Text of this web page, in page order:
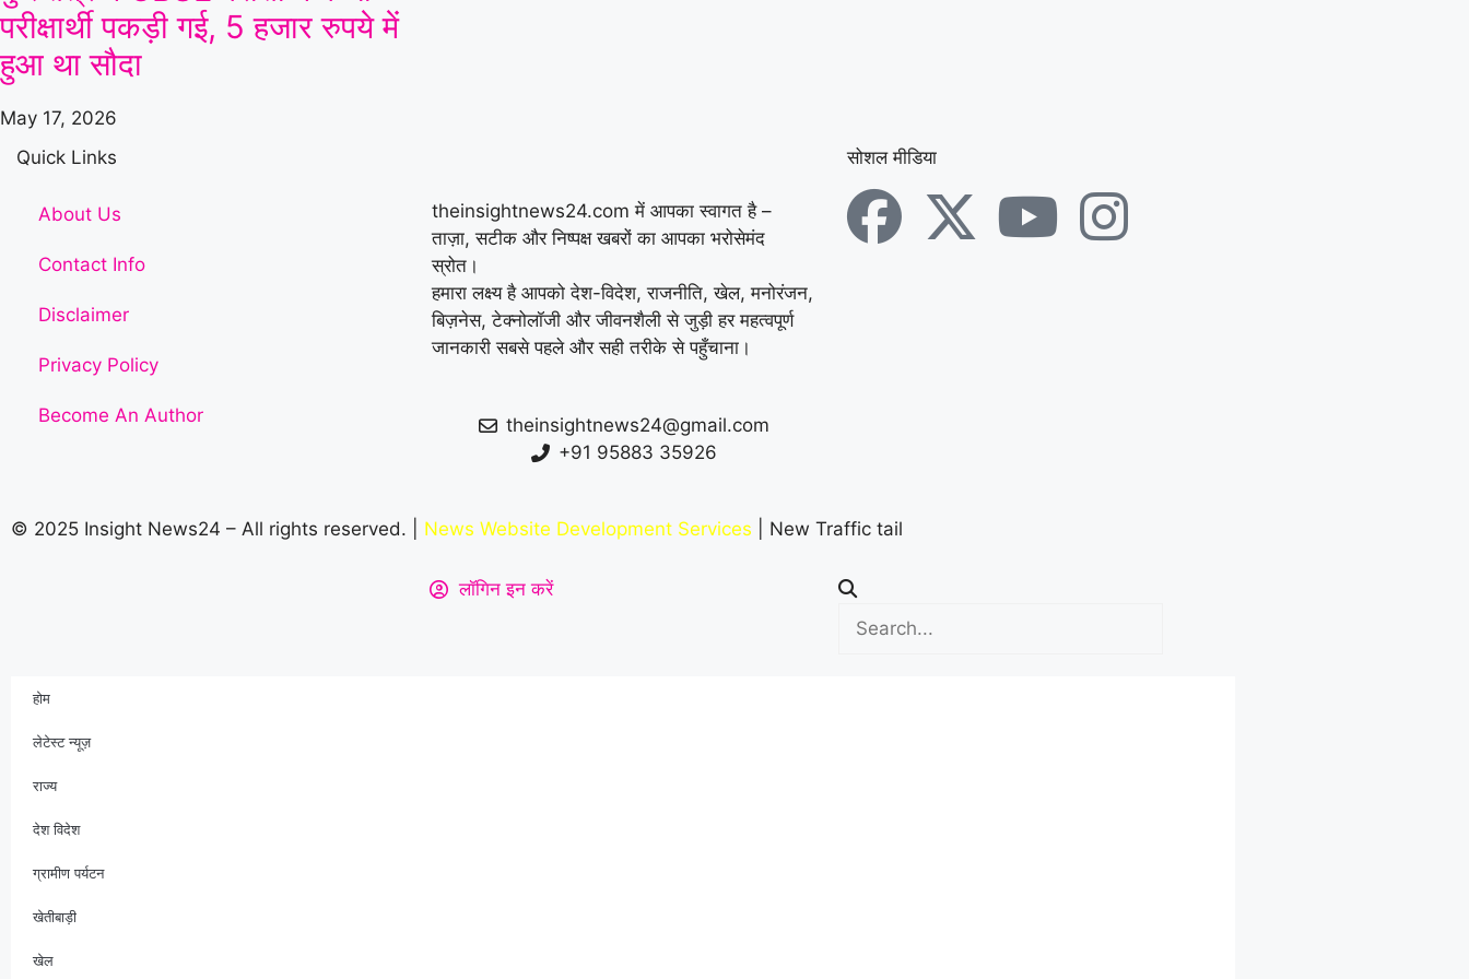
घायल; गैंगवार का एंगल
खंगाल रही पुलिस | अंबाला
में पत्नी से विवाद के बाद
युवक ने ट्रक के आगे लगाई
छलांग, हालत गंभीर
परीक्षार्थी पकड़ी गई, 5 हजार रुपये में
हुआ था सौदा
May 17, 2026
Quick Links
About Us
Contact Info
Disclaimer
Privacy Policy
Become An Author
theinsightnews24.com में आपका स्वागत है –
ताज़ा, सटीक और निष्पक्ष खबरों का आपका भरोसेमंद
स्रोत।
हमारा लक्ष्य है आपको देश-विदेश, राजनीति, खेल, मनोरंजन,
बिज़नेस, टेक्नोलॉजी और जीवनशैली से जुड़ी हर महत्वपूर्ण
जानकारी सबसे पहले और सही तरीके से पहुँचाना।
theinsightnews24@gmail.com
+91 95883 35926
सोशल मीडिया
© 2025 Insight News24 – All rights reserved. | News Website Development Services | New Traffic tail
लॉगिन इन करें
होम
लेटेस्ट न्यूज़
राज्य
देश विदेश
ग्रामीण पर्यटन
खेतीबाड़ी
खेल